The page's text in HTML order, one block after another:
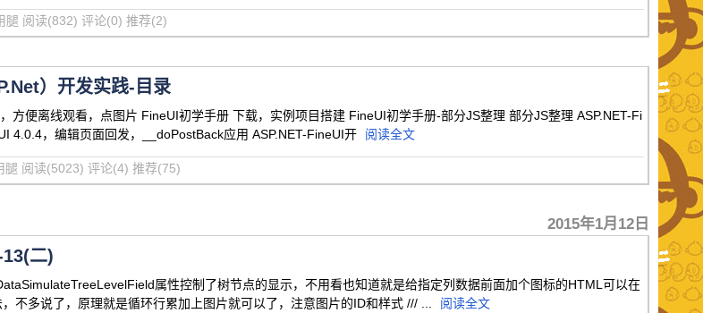
腿 阅读(832) 评论(0) 推荐(2)
）开发实践-目录
方便离线观看，点图片 FineUI初学手册 下载，实例项目搭建 FineUI初学手册-部分JS整理 部分JS整理 ASP.NET-Fi
4.0.4，编辑页面回发，__doPostBack应用 ASP.NET-FineUI开
阅读全文
腿 阅读(5023) 评论(4) 推荐(75)
2015年1月12日
二)
属性控制了树节点的显示，不用看也知道就是给指定列数据前面加个图标的HTML可以在
不多说了，原理就是循环行累加上图片就可以了，注意图片的ID和样式 /// ...
阅读全文